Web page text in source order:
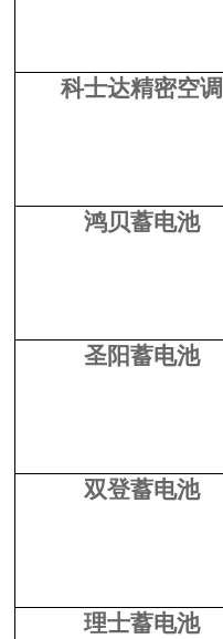
科士达精密空调
鸿贝蓄电池
圣阳蓄电池
双登蓄电池
理士蓄电池